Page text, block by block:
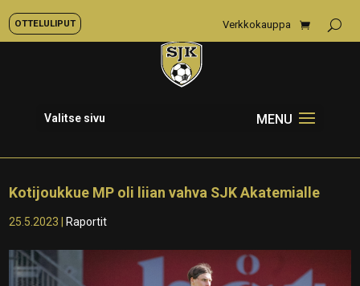
OTTELULIPUT Verkkokauppa
Valitse sivu
Kotijoukkue MP oli liian vahva SJK Akatemialle
25.5.2023 Raportit